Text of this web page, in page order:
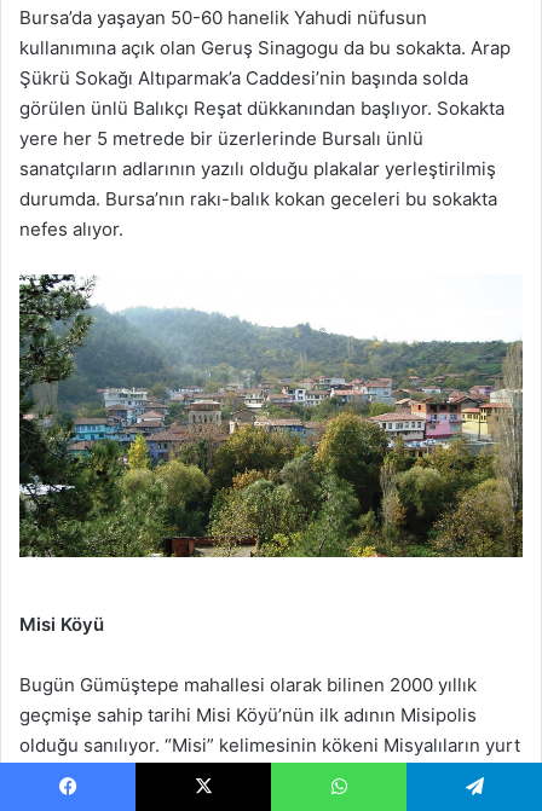
Bursa’da yaşayan 50-60 hanelik Yahudi nüfusun
kullanımına açık olan Geruş Sinagogu da bu sokakta. Arap
Şükrü Sokağı Altıparmak’a Caddesi’nin başında solda
görülen ünlü Balıkçı Reşat dükkanından başlıyor. Sokakta
yere her 5 metrede bir üzerlerinde Bursalı ünlü
sanatçıların adlarının yazılı olduğu plakalar yerleştirilmiş
durumda. Bursa’nın rakı-balık kokan geceleri bu sokakta
nefes alıyor.
Misi Köyü
Bugün Gümüştepe mahallesi olarak bilinen 2000 yıllık
geçmişe sahip tarihi Misi Köyü’nün ilk adının Misipolis
olduğu sanılıyor. “Misi” kelimesinin kökeni Misyalıların yurt
olarak buraya yerleşmeleri ve misyonerlik merkezi olarak